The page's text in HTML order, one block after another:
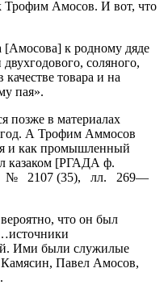
Трофим Амосов. И вот, что
[Амосова] к родному дяде
соляного,
товара и на
пая».
позже в материалах
год. А Трофим Аммосов
и как промышленный
казаком [РГАДА ф.
№ 2107 (35), лл. 269—
что он был
Ими были служилые
Павел Амосов,